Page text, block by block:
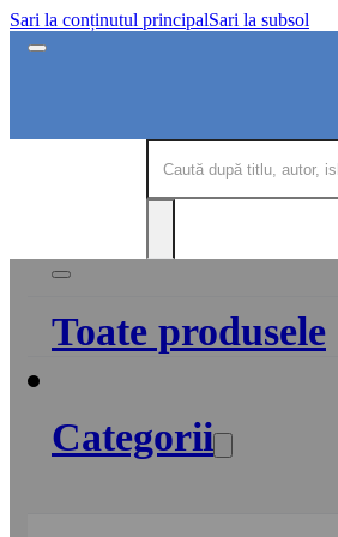
Sari la conținutul principalSari la subsol
Toate produsele
Categorii